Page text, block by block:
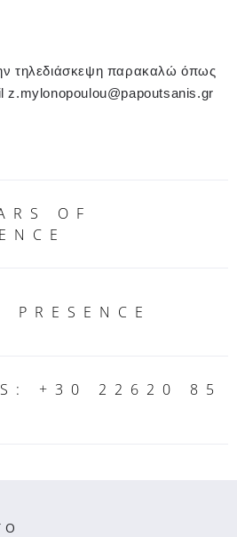
τηλεδιάσκεψη παρακαλώ όπως
z.mylonopoulou@papoutsanis.gr
OF
PRESENCE
+30 22620 85